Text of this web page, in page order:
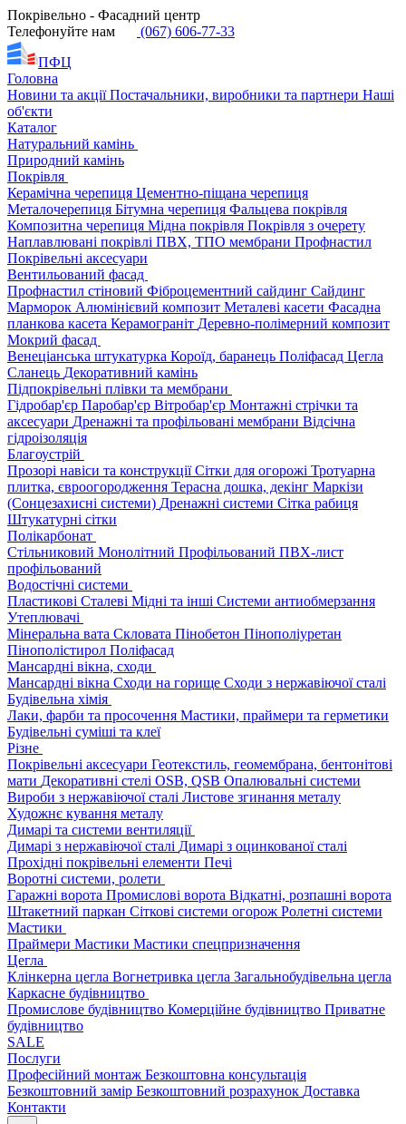
Покрівельно - Фасадний центр
Телефонуйте нам
(067) 606-77-33
ПФЦ
Головна
Новини та акціїПостачальники, виробники та партнери Наші
об'єкти
Каталог
Натуральний камінь
Природний камінь
Покрівля
Керамічна черепиця Цементно-піщана черепиця
Металочерепиця Бітумна черепиця Фальцева покрівля
Композитна черепиця Мідна покрівля Покрівля з очерету
Наплавлювані покрівлі ПВХ, ТПО мембрани Профнастил
Покрівельні аксесуари
Вентильований фасад
Профнастил стіновий Фіброцементний сайдинг Сайдинг
Марморок Алюмінієвий композит Металеві касети Фасадна
планкова касета Керамограніт Деревно-полімерний композит
Мокрий фасад
Венеціанська штукатурка Короїд, баранець Поліфасад Цегла
Сланець Декоративний камінь
Підпокрівельні плівки та мембрани
Гідробар'єр Паробар'єр Вітробар'єр Монтажні стрічки та
аксесуари Дренажні та профільовані мембрани Відсічна
гідроізоляція
Благоустрій
Прозорі навіси та конструкціїСітки для огорожі Тротуарна
плитка, євроогородження Терасна дошка, декінг Маркізи
(Сонцезахисні системи) Дренажні системи Сітка рабиця
Штукатурні сітки
Полікарбонат
Стільниковий Монолітний Профільований ПВХ-лист
профільований
Водостічні системи
Пластикові Сталеві Мідні та інші Системи антиобмерзання
Утеплювачі
Мінеральна вата Скловата Пінобетон Пінополіуретан
Пінополістирол Поліфасад
Мансардні вікна, сходи
Мансардні вікна Сходи на горище Сходи з нержавіючої сталі
Будівельна хімія
Лаки, фарби та просочення Мастики, праймери та герметики
Будівельні суміші та клеї
Різне
Покрівельні аксесуари Геотекстиль, геомембрана, бентонітові
мати Декоративні стелі OSB, QSB Опалювальні системи
Вироби з нержавіючої сталі Листове згинання металу
Художнє кування металу
Димарі та системи вентиляції
Димарі з нержавіючої сталі Димарі з оцинкованої сталі
Прохідні покрівельні елементи Печі
Воротні системи, ролети
Гаражні ворота Промислові ворота Відкатні, розпашні ворота
Штакетний паркан Сіткові системи огорож Ролетні системи
Мастики
Праймери Мастики Мастики спецпризначення
Цегла
Клінкерна цегла Вогнетривка цегла Загальнобудівельна цегла
Каркасне будівництво
Промислове будівництво Комерційне будівництво Приватне
будівництво
SALE
Послуги
Професійний монтаж Безкоштовна консультація
Безкоштовний замір Безкоштовний розрахунок Доставка
Контакти